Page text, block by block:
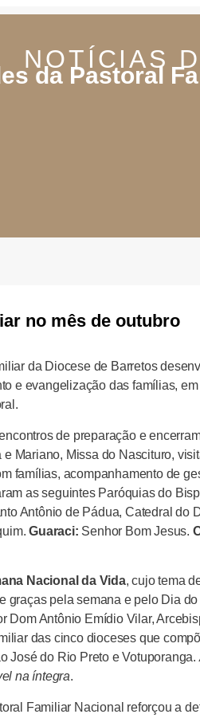
NOTÍCIAS
da Pastoral
no mês de outubro
da Diocese de Barretos
e evangelização das famílias,
de preparação e
Mariano, Missa do Nascituro,
famílias, acompanhamento de
as seguintes Paróquias do
Antônio de Pádua, Catedral do
Guaraci: Senhor Bom Jesus.
Nacional da Vida, cujo tema
graças pela semana e pelo Dia
Dom Antônio Emídio Vilar,
das cinco dioceses que
José do Rio Preto e Votuporanga.
na íntegra.
Familiar Nacional reforçou a